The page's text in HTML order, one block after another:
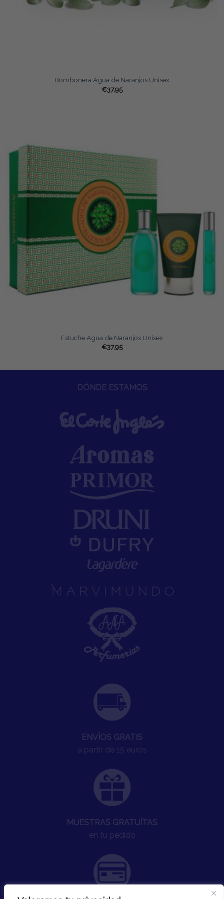
Bombonera Agua de Naranjos Unisex
€37,95
Estuche Agua de Naranjos Unisex
€37,95
DÓNDE ESTAMOS
ENVÍOS GRATIS
a partir de 15 euros
MUESTRAS GRATUÍTAS
en tu pedido